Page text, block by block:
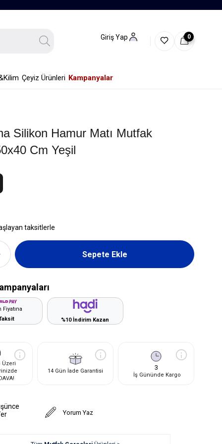
Giriş Yap 0
Çeyiz Ürünleri Kampanyalar
Silikon Hamur Matı Mutfak
Cm Yeşil
taksitlerle
Fiyatına
%10 İndirim Kazan
Üzeri
14 Gün İade Garantisi 3
İş Gününde Kargo
Yorum Yaz